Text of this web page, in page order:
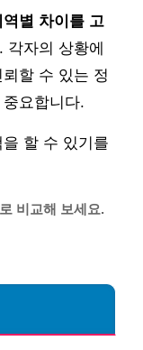
역별 차이를 고
각자의 상황에
할 수 있는 정
요합니다.
할 수 있기를
비교해 보세요.